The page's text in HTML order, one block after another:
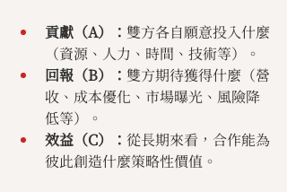
貢獻（A）： 雙方各自願意投入什麼
（資源、人力、時間、技術等）。
回報（B）： 雙方期待獲得什麼（營
收、成本優化、市場曝光、風險降
低等）。
效益（C）： 從長期來看，合作能為
彼此創造什麼策略性價值。